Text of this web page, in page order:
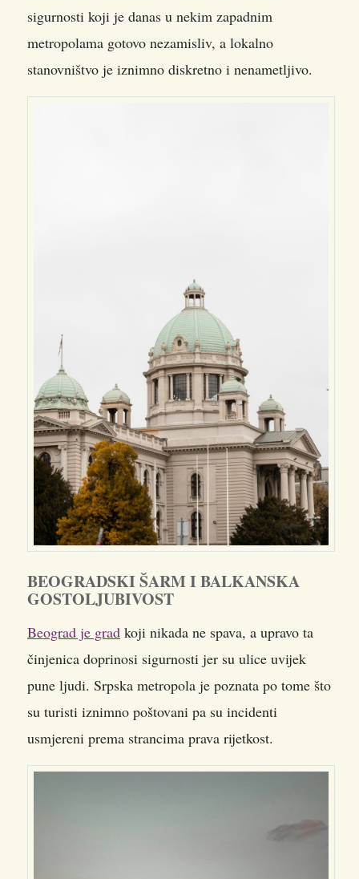
sigurnosti koji je danas u nekim zapadnim
metropolama gotovo nezamisliv, a lokalno
stanovništvo je iznimno diskretno i nenametljivo.
BEOGRADSKI ŠARM I BALKANSKA
GOSTOLJUBIVOST
Beograd je grad koji nikada ne spava, a upravo ta
činjenica doprinosi sigurnosti jer su ulice uvijek
pune ljudi. Srpska metropola je poznata po tome što
su turisti iznimno poštovani pa su incidenti
usmjereni prema strancima prava rijetkost.